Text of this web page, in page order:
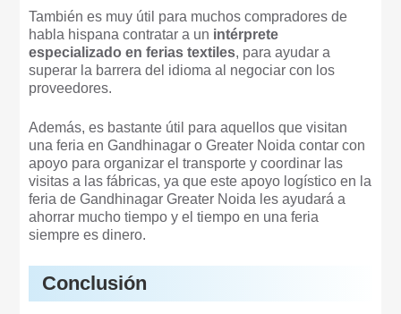
También es muy útil para muchos compradores de
habla hispana contratar a un intérprete
especializado en ferias textiles, para ayudar a
superar la barrera del idioma al negociar con los
proveedores.
Además, es bastante útil para aquellos que visitan
una feria en Gandhinagar o Greater Noida contar con
apoyo para organizar el transporte y coordinar las
visitas a las fábricas, ya que este apoyo logístico en la
feria de Gandhinagar Greater Noida les ayudará a
ahorrar mucho tiempo y el tiempo en una feria
siempre es dinero.
Conclusión